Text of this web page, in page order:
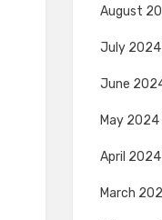
August
July 2024
June
May 2024
April 2024
March